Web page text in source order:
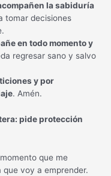
la sabiduría
tomar decisiones
en todo momento y
regresar sano y salvo
y por
. Amén.
pide protección
que me
voy a emprender.